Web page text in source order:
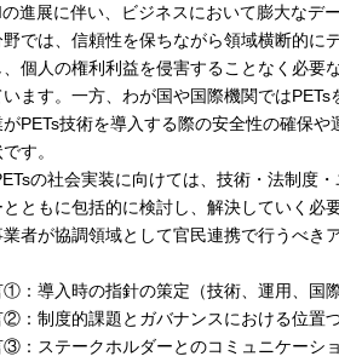
進展に伴い、ビジネスにおいて膨大なデ
野では、信頼性を保ちながら領域横断的に
、個人の権利利益を侵害することなく必要
います。一方、わが国や国際機関では
PETs技術を導入する際の安全性の確保
す。
の社会実装に向けては、技術・法制度
とともに包括的に検討し、解決していく必
者が協調領域として官民連携で行うべき
：導入時の指針の策定（技術、運用、国
②：制度的課題とガバナンスにおける位置
③：ステークホルダーとのコミュニケーシ